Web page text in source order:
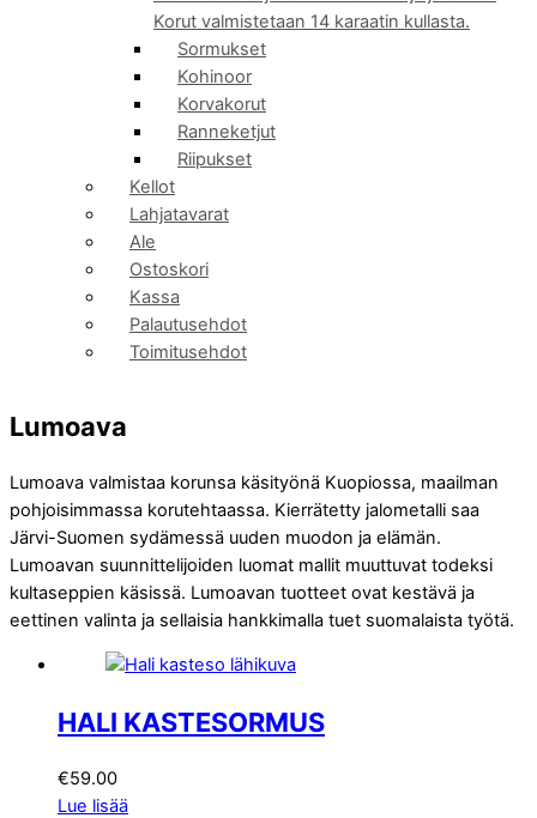
Korut valmistetaan 14 karaatin kullasta.
Sormukset
Kohinoor
Korvakorut
Ranneketjut
Riipukset
Kellot
Lahjatavarat
Ale
Ostoskori
Kassa
Palautusehdot
Toimitusehdot
Lumoava
Lumoava valmistaa korunsa käsityönä Kuopiossa, maailman
pohjoisimmassa korutehtaassa. Kierrätetty jalometalli saa
Järvi-Suomen sydämessä uuden muodon ja elämän.
Lumoavan suunnittelijoiden luomat mallit muuttuvat todeksi
kultaseppien käsissä. Lumoavan tuotteet ovat kestävä ja
eettinen valinta ja sellaisia hankkimalla tuet suomalaista työtä.
HALI KASTESORMUS
€59.00
Lue lisää